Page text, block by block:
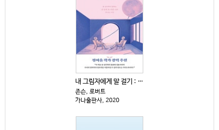
내 그림자에게 말 걸기 : 융 심리학이 말하는 내 안의...
존슨, 로버트
가나출판사, 2020